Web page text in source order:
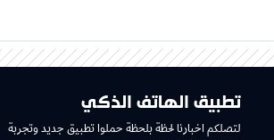
تطبيق الهاتف الذكي
لتصلكم اخبارنا لحظة بلحظة حملوا تطبيق جديد وتجربة